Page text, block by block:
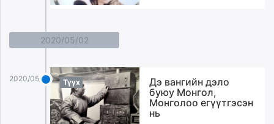
2020/05/02
2020/05/02 Түүх
Дэ вангийн дэло
буюу Монгол,
Монголоо егүүтгэсэн
нь